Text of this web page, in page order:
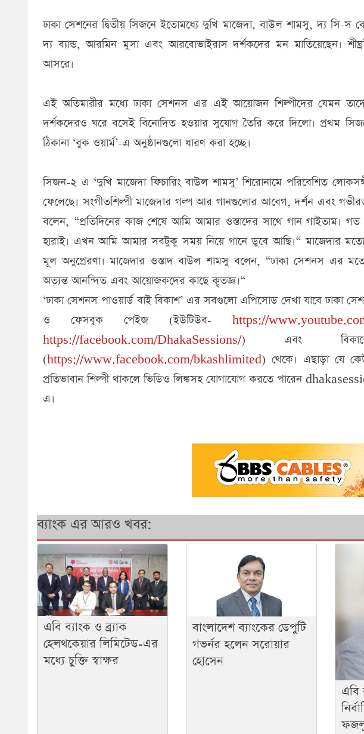
ঢাকা সেশনের দ্বিতীয় সিজনে ইতোমধ্যে দুখি মাজেদা, বাউল শামসু, দ্য সি-স
দ্য ব্যান্ড, আরমিন মুসা এবং আরবোভাইরাস দর্শকদের মন মাতিয়েছেন।
আসরে।
এই অতিমারীর মধ্যে ঢাকা সেশনস এর এই আয়োজন শিল্পীদের যেমন
দর্শকদেরও ঘরে বসেই বিনোদিত হওয়ার সুযোগ তৈরি করে দিলো। প্রথম
ঠিকানা ‘বুক ওয়ার্ম’-এ অনুষ্ঠানগুলো ধারণ করা হচ্ছে।
সিজন-২ এ ‘দুখি মাজেদা ফিচারিং বাউল শামসু’ শিরোনামে পরিবেশিত
ফেলেছে। সংগীতশিল্পী মাজেদার গল্প আর গানগুলোর আবেগ, দর্শন এবং
বলেন, “প্রতিদিনের কাজ শেষে আমি আমার ওস্তাদের সাথে গান গাইতাম।
হারাই। এখন আমি আমার সবটুকু সময় নিয়ে গানে ডুবে আছি।“ মাজেদার মতো
মূল অনুপ্রেরণা। মাজেদার ওস্তাদ বাউল শামসু বলেন, “ঢাকা সেশনস এর
অত্যন্ত আনন্দিত এবং আয়োজকদের কাছে কৃতজ্ঞ।“
‘ঢাকা সেশনস পাওয়ার্ড বাই বিকাশ’ এর সবগুলো এপিসোড দেখা যাবে ঢাকা
ও ফেসবুক পেইজ (ইউটিউব-https://
https://facebook.com/DhakaSessions/) এবং
(https://www.facebook.com/bkashlimited) থেকে। এছাড়া যে
প্রতিভাবান শিল্পী থাকলে ভিডিও লিঙ্কসহ যোগাযোগ করতে পারেন
এ।
ব্যাংক এর আরও খবর:
এবি ব্যাংক ও ব্র্যাক
হেলথকেয়ার লিমিটেড-এর
মধ্যে চুক্তি স্বাক্ষর
বাংলাদেশ ব্যাংকের ডেপুটি
গভর্নর হলেন সরোয়ার
হোসেন
এবি